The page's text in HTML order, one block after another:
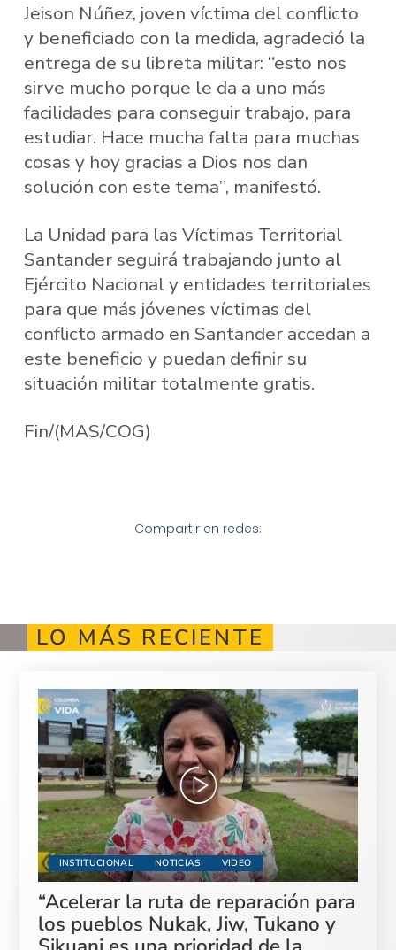
Jeison Núñez, joven víctima del conflicto
y beneficiado con la medida, agradeció la
entrega de su libreta militar: “esto nos
sirve mucho porque le da a uno más
facilidades para conseguir trabajo, para
estudiar. Hace mucha falta para muchas
cosas y hoy gracias a Dios nos dan
solución con este tema”, manifestó.
La Unidad para las Víctimas Territorial
Santander seguirá trabajando junto al
Ejército Nacional y entidades territoriales
para que más jóvenes víctimas del
conflicto armado en Santander accedan a
este beneficio y puedan definir su
situación militar totalmente gratis.
Fin/(MAS/COG)
Compartir en redes:
LO MÁS RECIENTE
INSTITUCIONAL NOTICIAS VIDEO
“Acelerar la ruta de reparación para
los pueblos Nukak, Jiw, Tukano y